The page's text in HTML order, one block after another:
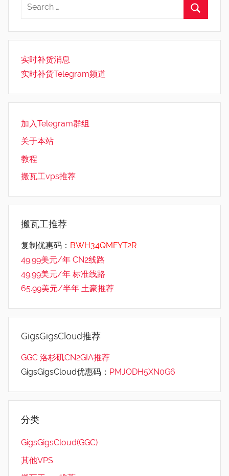
实时补货消息
实时补货Telegram频道
加入Telegram群组
关于本站
教程
搬瓦工vps推荐
搬瓦工推荐
复制优惠码： BWH34QMFYT2R
49.99美元/年 CN2线路
49.99美元/年 标准线路
65.99美元/半年 土豪推荐
GigsGigsCloud推荐
GGC 洛杉矶CN2GIA推荐
GigsGigsCloud优惠码： PMJODH5XN0G6
分类
GigsGigsCloud(GGC)
其他VPS